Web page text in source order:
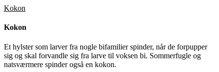
Kokon
Kokon
Et hylster som larver fra nogle bifamilier spinder, når de forpupper
sig og skal forvandle sig fra larve til voksen bi. Sommerfugle og
natsværmere spinder også en kokon.